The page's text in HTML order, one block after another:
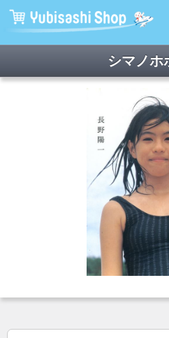
シマノホ